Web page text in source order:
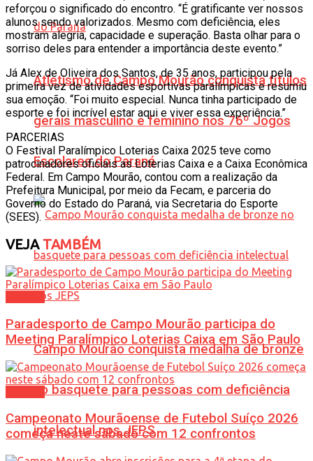
Atletismo de Campo Mourão conquista títulos
gerais masculino e feminino nos 76º Jogos
Escolares do Paraná
Campo Mourão conquista medalha de bronze
no basquete para pessoas com deficiência
intelectual nos JEPS
reforçou o significado do encontro. “É gratificante ver nossos
alunos sendo valorizados. Mesmo com deficiência, eles
mostram alegria, capacidade e superação. Basta olhar para o
sorriso deles para entender a importância deste evento.”
Já Alex de Oliveira dos Santos, de 35 anos, participou pela
primeira vez de atividades esportivas paralímpicas e resumiu
sua emoção. “Foi muito especial. Nunca tinha participado de
esporte e foi incrível estar aqui e viver essa experiência.”
PARCERIAS
O Festival Paralímpico Loterias Caixa 2025 teve como
patrocinadores oficiais as Loterias Caixa e a Caixa Econômica
Federal. Em Campo Mourão, contou com a realização da
Prefeitura Municipal, por meio da Fecam, e parceria do
Governo do Estado do Paraná, via Secretaria do Esporte
(SEES).
VEJATAMBÉM
Paradesporto de Campo Mourão participa do
Meeting Paralímpico Loterias Caixa em São Paulo
Campeonato Mourãoense de Futebol Suíço 2026
começa neste sábado com 12 confrontos